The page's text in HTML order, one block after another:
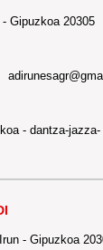
Gipuzkoa 20305
- dantza-jazza-
- Gipuzkoa